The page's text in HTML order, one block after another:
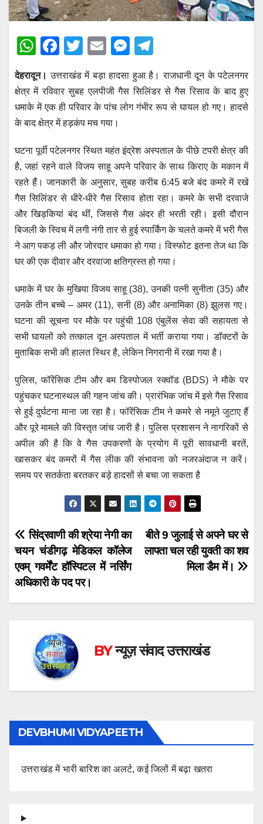
W
at
s
A
p
F
c
e
b
o
k
T
wi
tt
er
E
ail
M
ss
e
g
er
e
gr
देहरादून। उत्तराखंड में बड़ा हादसा हुआ है। राजधानी दून के पटेलनगर
क्षेत्र में रविवार सुबह एलपीजी गैस सिलिंडर से गैस रिसाव के बाद हुए
धमाके में एक ही परिवार के पांच लोग गंभीर रूप से घायल हो गए। हादसे
के बाद क्षेत्र में हड़कंप मच गया।
घटना पूर्वी पटेलनगर स्थित महंत इंद्रेश अस्पताल के पीछे टपरी क्षेत्र की
है, जहां रहने वाले विजय साहू अपने परिवार के साथ किराए के मकान में
रहते हैं। जानकारी के अनुसार, सुबह करीब 6:45 बजे बंद कमरे में रखे
गैस सिलिंडर से धीरे-धीरे गैस रिसाव होता रहा। कमरे के सभी दरवाजे
और खिड़कियां बंद थीं, जिससे गैस अंदर ही भरती रही। इसी दौरान
बिजली के स्विच में लगी नंगी तार से हुई स्पार्किंग के चलते कमरे में भरी गैस
ने आग पकड़ ली और जोरदार धमाका हो गया। विस्फोट इतना तेज था कि
घर की एक दीवार और दरवाजा क्षतिग्रस्त हो गया।
धमाके में घर के मुखिया विजय साहू (38), उनकी पत्नी सुनीता (35) और
उनके तीन बच्चे – अमर (11), सनी (8) और अनामिका (8) झुलस गए।
घटना की सूचना पर मौके पर पहुंची 108 एंबुलेंस सेवा की सहायता से
सभी घायलों को तत्काल दून अस्पताल में भर्ती कराया गया। डॉक्टरों के
मुताबिक सभी की हालत स्थिर है, लेकिन निगरानी में रखा गया है।
पुलिस, फॉरेंसिक टीम और बम डिस्पोजल स्क्वॉड (BDS) ने मौके पर
पहुंचकर घटनास्थल की गहन जांच की। प्रारंभिक जांच में इसे गैस रिसाव
से हुई दुर्घटना माना जा रहा है। फॉरेंसिक टीम ने कमरे से नमूने जुटाए हैं
और पूरे मामले की विस्तृत जांच जारी है। पुलिस प्रशासन ने नागरिकों से
अपील की है कि वे गैस उपकरणों के प्रयोग में पूरी सावधानी बरतें,
खासकर बंद कमरों में गैस लीक की संभावना को नजरअंदाज न करें।
समय पर सतर्कता बरतकर बड़े हादसों से बचा जा सकता है
Post
navigation
बीते 9 जुलाई से अपने घर से
लापता चल रही युवती का शव
मिला डैम में।
सिंद्रवाणी की श्रेया नेगी का
चयन चंडीगढ़ मेडिकल कॉलेज
एवम् गवर्मेंट हॉस्पिटल में नर्सिंग
अधिकारी के पद पर।
BYन्यूज़ संवाद उत्तराखंड
DEVBHUMI VIDYAPEETH
उत्तराखंड में भारी बारिश का अलर्ट, कई जिलों में बढ़ा खतरा